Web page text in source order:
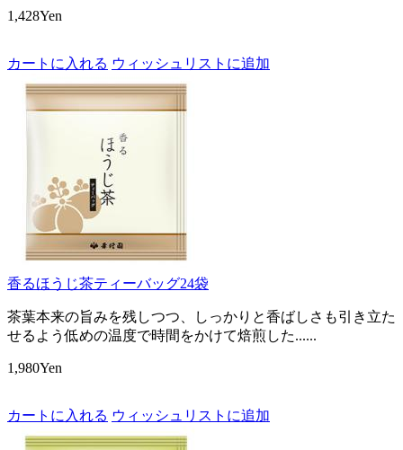
1,428Yen
カートに入れる ウィッシュリストに追加
香るほうじ茶ティーバッグ24袋
茶葉本来の旨みを残しつつ、しっかりと香ばしさも引き立た
せるよう低めの温度で時間をかけて焙煎した......
1,980Yen
カートに入れる ウィッシュリストに追加